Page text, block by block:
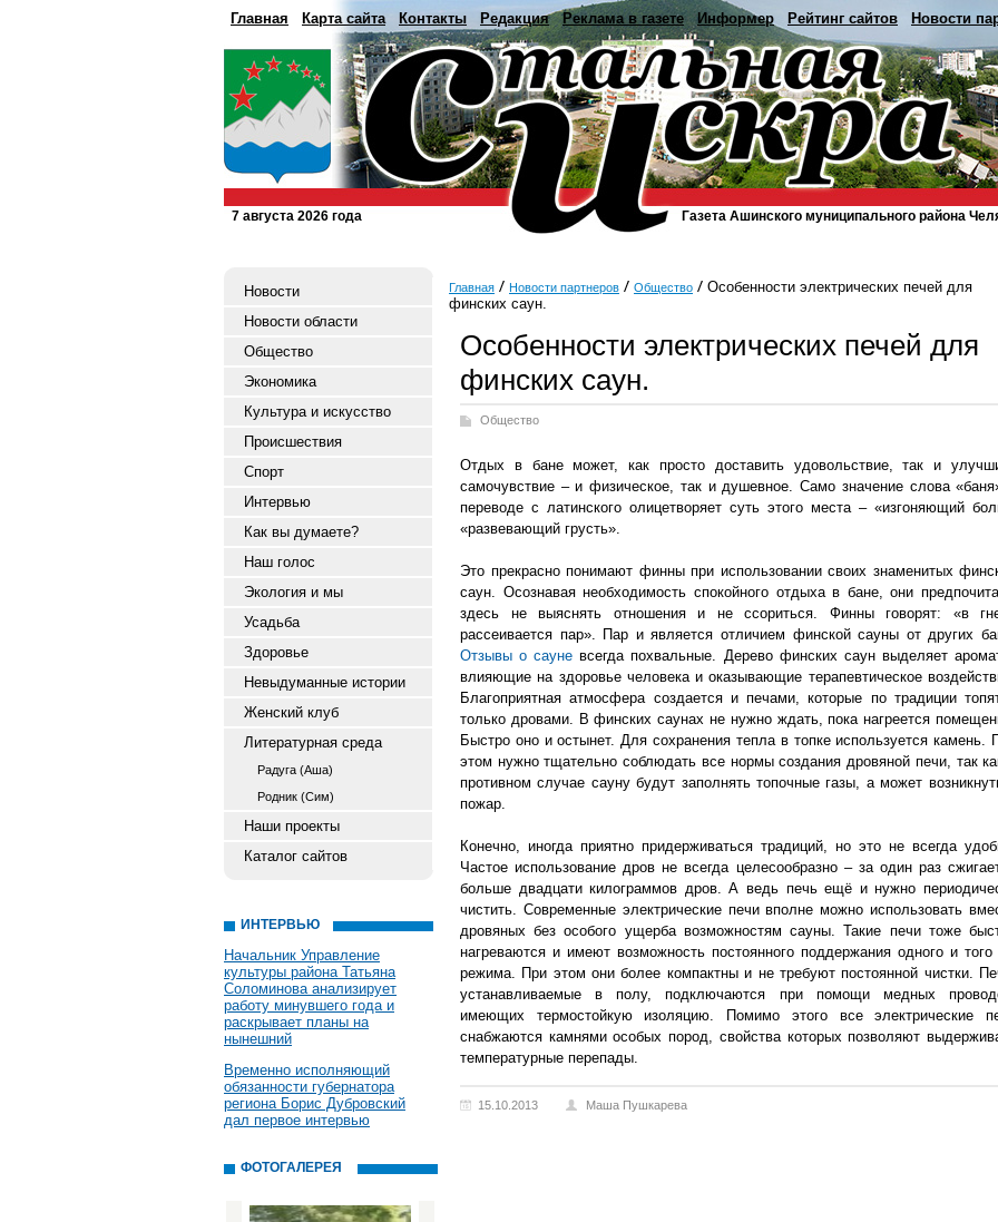
Главная Карта сайта Контакты Редакция Реклама в газете Информер Рейтинг сайтов Новости
7 августа 2026 года Газета Ашинского муниципального района
Новости
Новости области
Общество
Экономика
Культура и искусство
Происшествия
Спорт
Интервью
Как вы думаете?
Наш голос
Экология и мы
Усадьба
Здоровье
Невыдуманные истории
Женский клуб
Литературная среда
Радуга (Аша)
Родник (Сим)
Наши проекты
Каталог сайтов
ИНТЕРВЬЮ
Начальник Управление
культуры района Татьяна
Соломинова анализирует
работу минувшего года и
раскрывает планы на
нынешний
Временно исполняющий
обязанности губернатора
региона Борис Дубровский
дал первое интервью
ФОТОГАЛЕРЕЯ
Главная Новости партнеров Общество
Особенности электрических печей для
финских саун.
Особенности электрических печей для
финских саун.
Общество
Отдых в бане может, как просто доставить удовольствие, так и
самочувствие – и физическое, так и душевное. Само значение слова
переводе с латинского олицетворяет суть этого места – «изгоняющий
«развевающий грусть».
Это прекрасно понимают финны при использовании своих знаменитых
саун. Осознавая необходимость спокойного отдыха в бане, они
здесь не выяснять отношения и не ссориться. Финны говорят: «в
рассеивается пар». Пар и является отличием финской сауны от других
Отзывы о сауне всегда похвальные. Дерево финских саун выделяет
влияющие на здоровье человека и оказывающие терапевтическое
Благоприятная атмосфера создается и печами, которые по традиции
только дровами. В финских саунах не нужно ждать, пока нагреется
Быстро оно и остынет. Для сохранения тепла в топке используется камень.
этом нужно тщательно соблюдать все нормы создания дровяной печи, так
противном случае сауну будут заполнять топочные газы, а может
пожар.
Конечно, иногда приятно придерживаться традиций, но это не всегда
Частое использование дров не всегда целесообразно – за один раз
больше двадцати килограммов дров. А ведь печь ещё и нужно
чистить. Современные электрические печи вполне можно использовать
дровяных без особого ущерба возможностям сауны. Такие печи тоже
нагреваются и имеют возможность постоянного поддержания одного и
режима. При этом они более компактны и не требуют постоянной чистки.
устанавливаемые в полу, подключаются при помощи медных
имеющих термостойкую изоляцию. Помимо этого все электрические
снабжаются камнями особых пород, свойства которых позволяют
температурные перепады.
15.10.2013 Маша Пушкарева